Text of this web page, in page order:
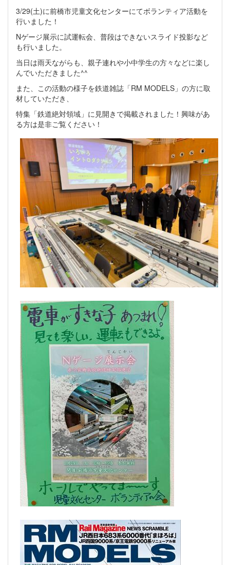
3/29(土)に前橋市児童文化センターにてボランティア活動を
行いました！
Nゲージ展示に試運転会、普段はできないスライド投影など
も行いました。
当日は雨天ながらも、親子連れや小中学生の方々などに楽し
んでいただきました^^
また、この活動の様子を鉄道雑誌「RM MODELS」の方に取
材していただき、
特集「鉄道絶対領域」に見開きで掲載されました！興味があ
る方は是非ご覧ください！